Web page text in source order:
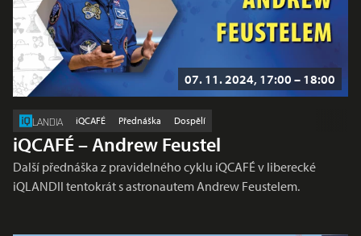
07. 11. 2024, 17:00 – 18:00
LANDIA iQCAFÉ Přednáška Dospělí
iQCAFÉ – Andrew Feustel
Další přednáška z pravidelného cyklu iQCAFÉ v liberecké
iQLANDII tentokrát s astronautem Andrew Feustelem.